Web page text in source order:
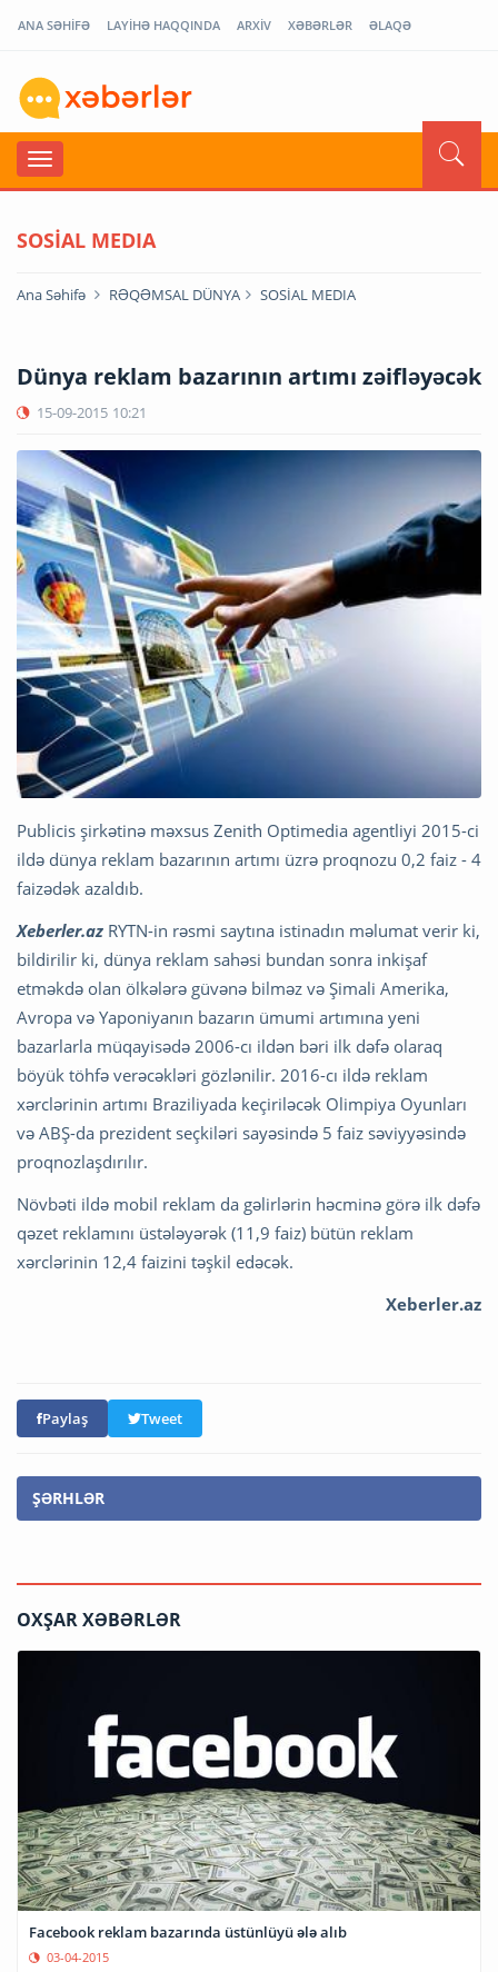
ANA SƏHİFƏ LAYİHƏ HAQQINDA ARXİV XƏBƏRLƏR ƏLAQƏ
SOSİAL MEDIA
Ana Səhifə RƏQƏMSAL DÜNYA SOSİAL MEDIA
Dünya reklam bazarının artımı zəifləyəcək
15-09-2015 10:21
Publicis şirkətinə məxsus Zenith Optimedia agentliyi 2015-ci
ildə dünya reklam bazarının artımı üzrə proqnozu 0,2 faiz - 4
faizədək azaldıb.
Xeberler.az RYTN-in rəsmi saytına istinadın məlumat verir ki,
bildirilir ki, dünya reklam sahəsi bundan sonra inkişaf
etməkdə olan ölkələrə güvənə bilməz və Şimali Amerika,
Avropa və Yaponiyanın bazarın ümumi artımına yeni
bazarlarla müqayisədə 2006-cı ildən bəri ilk dəfə olaraq
böyük töhfə verəcəkləri gözlənilir. 2016-cı ildə reklam
xərclərinin artımı Braziliyada keçiriləcək Olimpiya Oyunları
və ABŞ-da prezident seçkiləri sayəsində 5 faiz səviyyəsində
proqnozlaşdırılır.
Növbəti ildə mobil reklam da gəlirlərin həcminə görə ilk dəfə
qəzet reklamını üstələyərək (11,9 faiz) bütün reklam
xərclərinin 12,4 faizini təşkil edəcək.
Xeberler.az
Paylaş Tweet
ŞƏRHLƏR
OXŞAR XƏBƏRLƏR
Facebook reklam bazarında üstünlüyü ələ alıb
03-04-2015